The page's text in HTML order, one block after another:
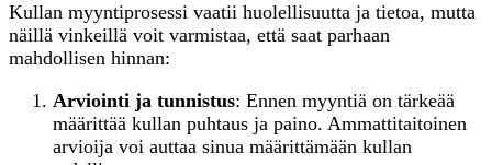
Kullan myyntiprosessi vaatii huolellisuutta ja tietoa, mutta
näillä vinkeillä voit varmistaa, että saat parhaan
mahdollisen hinnan:
Arviointi ja tunnistus: Ennen myyntiä on tärkeää
määrittää kullan puhtaus ja paino. Ammattitaitoinen
arvioija voi auttaa sinua määrittämään kullan